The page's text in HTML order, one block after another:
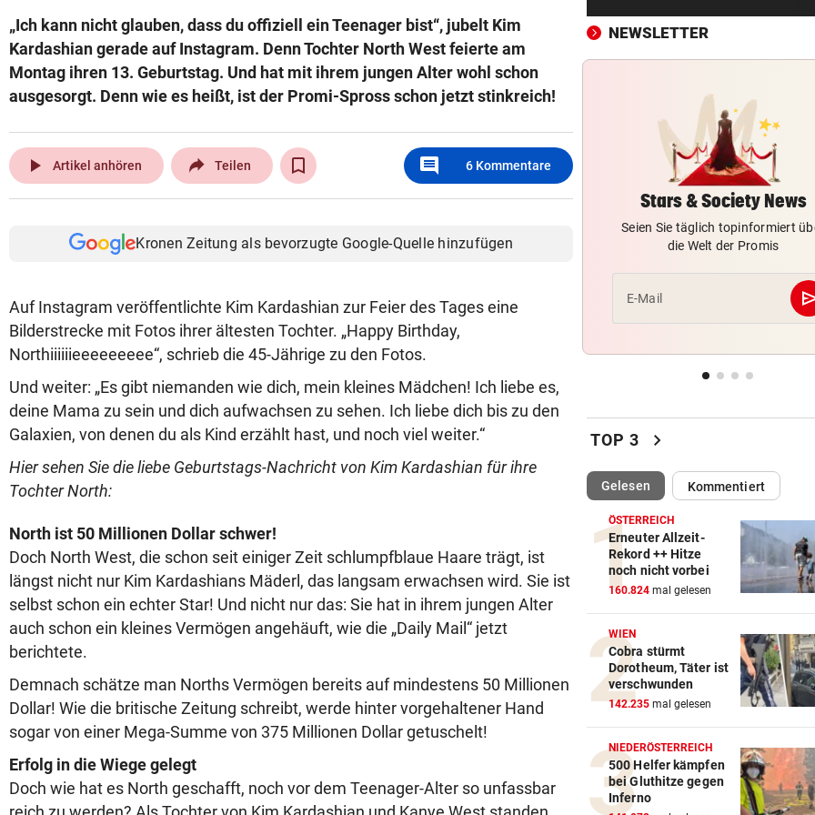
„Ich kann nicht glauben, dass du offiziell ein Teenager bist“, jubelt Kim
Kardashian gerade auf Instagram. Denn Tochter North West feierte am
Montag ihren 13. Geburtstag. Und hat mit ihrem jungen Alter wohl schon
ausgesorgt. Denn wie es heißt, ist der Promi-Spross schon jetzt stinkreich!
play_arrow Artikel anhören Teilen comment 6 Kommentare
Kronen Zeitung als bevorzugte Google-Quelle hinzufügen
Auf Instagram veröffentlichte Kim Kardashian zur Feier des Tages eine
Bilderstrecke mit Fotos ihrer ältesten Tochter. „Happy Birthday,
Northiiiiiieeeeeeeee“, schrieb die 45-Jährige zu den Fotos.
Und weiter: „Es gibt niemanden wie dich, mein kleines Mädchen! Ich liebe es,
deine Mama zu sein und dich aufwachsen zu sehen. Ich liebe dich bis zu den
Galaxien, von denen du als Kind erzählt hast, und noch viel weiter.“
Hier sehen Sie die liebe Geburtstags-Nachricht von Kim Kardashian für ihre
Tochter North:
North ist 50 Millionen Dollar schwer!
Doch North West, die schon seit einiger Zeit schlumpfblaue Haare trägt, ist
längst nicht nur Kim Kardashians Mäderl, das langsam erwachsen wird. Sie ist
selbst schon ein echter Star! Und nicht nur das: Sie hat in ihrem jungen Alter
auch schon ein kleines Vermögen angehäuft, wie die „Daily Mail“ jetzt
berichtete.
Demnach schätze man Norths Vermögen bereits auf mindestens 50 Millionen
Dollar! Wie die britische Zeitung schreibt, werde hinter vorgehaltener Hand
sogar von einer Mega-Summe von 375 Millionen Dollar getuschelt!
Erfolg in die Wiege gelegt
Doch wie hat es North geschafft, noch vor dem Teenager-Alter so unfassbar
Zurück in der Wüste als
Werksfahrer
Trumps Ex-Anwalt ist jetzt
Justizminister
TRANSFER-ÜBERRASCHUNG
Barcelona-Kapitän vor
zum FC Liverpool
FEUER IN DEN BERGEN
PLÖTZLICH VERSCHWUNDEN vor
Braucht es strengere Regeln
E-Scooter-Fahrer?
„KI LÄSST GRÜSSEN“
Fans lästern über Bikini-
von Carmen Geiss
AM HELLLICHTEN TAG vor
Mann soll 33-Jährige in
vergewaltigt haben
ZU SAISONSTART ZURÜCK? vor
Lamparter meldet sich
aus der Klinik
RUSSISCHE LUFTANGRIFFE
Kiew schutzlos: Bub (3) und
Großeltern getötet
NEWSLETTER
Stars & Society News
Seien Sie täglich topinformiert
die Welt der Promis
E-Mail
TOP 3 chevron_right
Gelesen(ausgewählt)Kommentiert
ÖSTERREICH
Erneuter Allzeit-
Rekord ++ Hitze
noch nicht vorbei
160.824 mal gelesen
WIEN
Cobra stürmt
Dorotheum, Täter ist
verschwunden
142.235 mal gelesen
NIEDERÖSTERREICH
500 Helfer kämpfen
bei Gluthitze gegen
Inferno